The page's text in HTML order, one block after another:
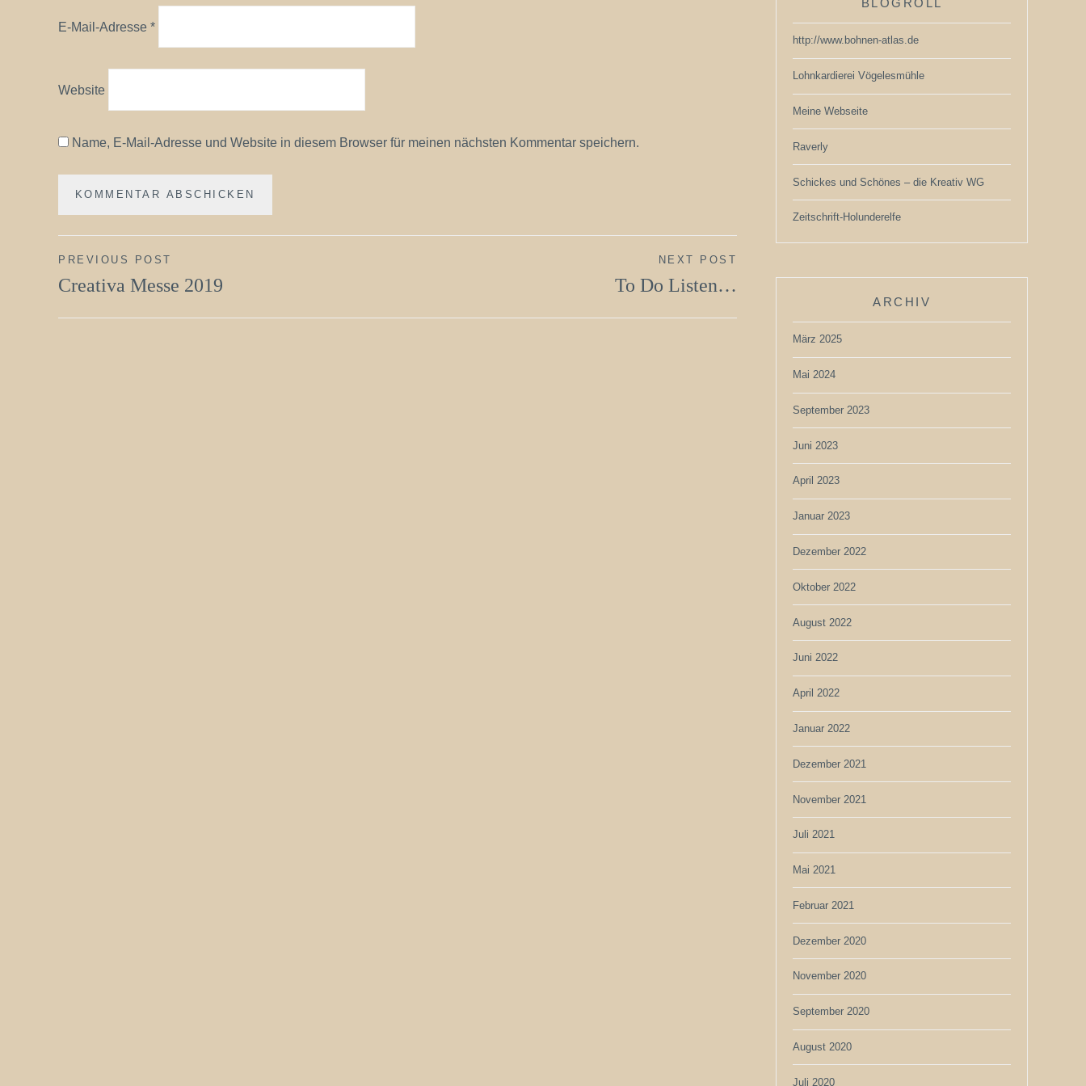
E-Mail-Adresse *
Website
Name, E-Mail-Adresse und Website in diesem Browser für meinen nächsten Kommentar speichern.
Beitragsnavigation
PREVIOUS POST
Creativa Messe 2019
NEXT POST
To Do Listen…
BLOGROLL
http://www.bohnen-atlas.de
Lohnkardierei Vögelesmühle
Meine Webseite
Raverly
Schickes und Schönes – die Kreativ WG
Zeitschrift-Holunderelfe
ARCHIV
März 2025
Mai 2024
September 2023
Juni 2023
April 2023
Januar 2023
Dezember 2022
Oktober 2022
August 2022
Juni 2022
April 2022
Januar 2022
Dezember 2021
November 2021
Juli 2021
Mai 2021
Februar 2021
Dezember 2020
November 2020
September 2020
August 2020
Juli 2020